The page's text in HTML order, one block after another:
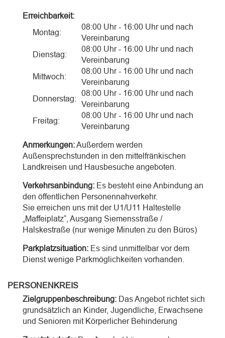
Erreichbarkeit:
Montag:
08:00 Uhr - 16:00 Uhr und nach
Vereinbarung
Dienstag:
08:00 Uhr - 16:00 Uhr und nach
Vereinbarung
Mittwoch:
08:00 Uhr - 16:00 Uhr und nach
Vereinbarung
Donnerstag:
08:00 Uhr - 16:00 Uhr und nach
Vereinbarung
Freitag:
08:00 Uhr - 16:00 Uhr und nach
Vereinbarung
Anmerkungen:Außerdem werden
Außensprechstunden in den mittelfränkischen
Landkreisen und Hausbesuche angeboten.
Verkehrsanbindung: Es besteht eine Anbindung an
den öffentlichen Personennahverkehr.
Sie erreichen uns mit der U1/U11 Haltestelle
„Maffeiplatz“, Ausgang Siemensstraße /
Halskestraße (nur wenige Minuten zu den Büros)
Parkplatzsituation: Es sind unmittelbar vor dem
Dienst wenige Parkmöglichkeiten vorhanden.
PERSONENKREIS
Zielgruppenbeschreibung: Das Angebot richtet sich
grundsätzlich an Kinder, Jugendliche, Erwachsene
und Senioren mit Körperlicher Behinderung